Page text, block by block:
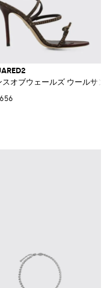
スオブウェールズ ウールサ